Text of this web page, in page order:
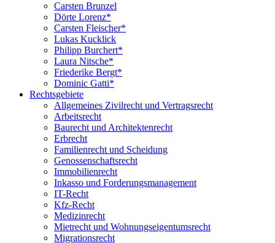
Carsten Brunzel
Dörte Lorenz*
Carsten Fleischer*
Lukas Kucklick
Philipp Burchert*
Laura Nitsche*
Friederike Bergt*
Dominic Gatti*
Rechtsgebiete
Allgemeines Zivilrecht und Vertragsrecht
Arbeitsrecht
Baurecht und Architektenrecht
Erbrecht
Familienrecht und Scheidung
Genossenschaftsrecht
Immobilienrecht
Inkasso und Forderungsmanagement
IT-Recht
Kfz-Recht
Medizinrecht
Mietrecht und Wohnungseigentumsrecht
Migrationsrecht